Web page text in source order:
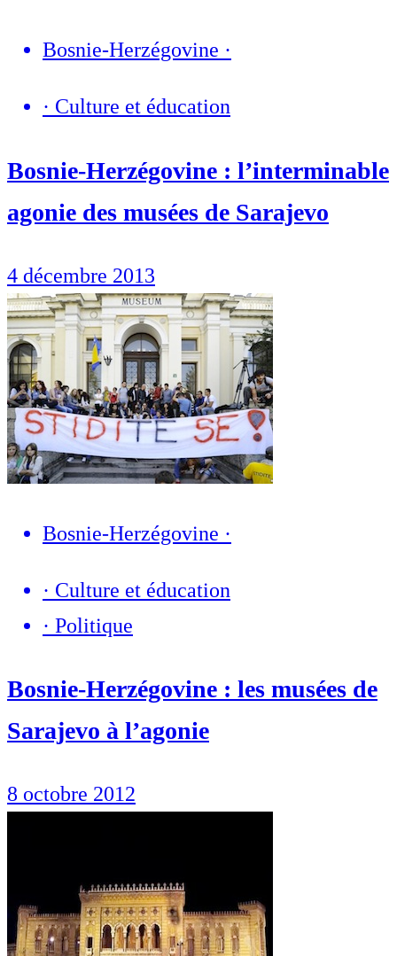
Bosnie-Herzégovine ·
· Culture et éducation
Bosnie-Herzégovine : l’interminable
agonie des musées de Sarajevo
4 décembre 2013
Bosnie-Herzégovine ·
· Culture et éducation
· Politique
Bosnie-Herzégovine : les musées de
Sarajevo à l’agonie
8 octobre 2012